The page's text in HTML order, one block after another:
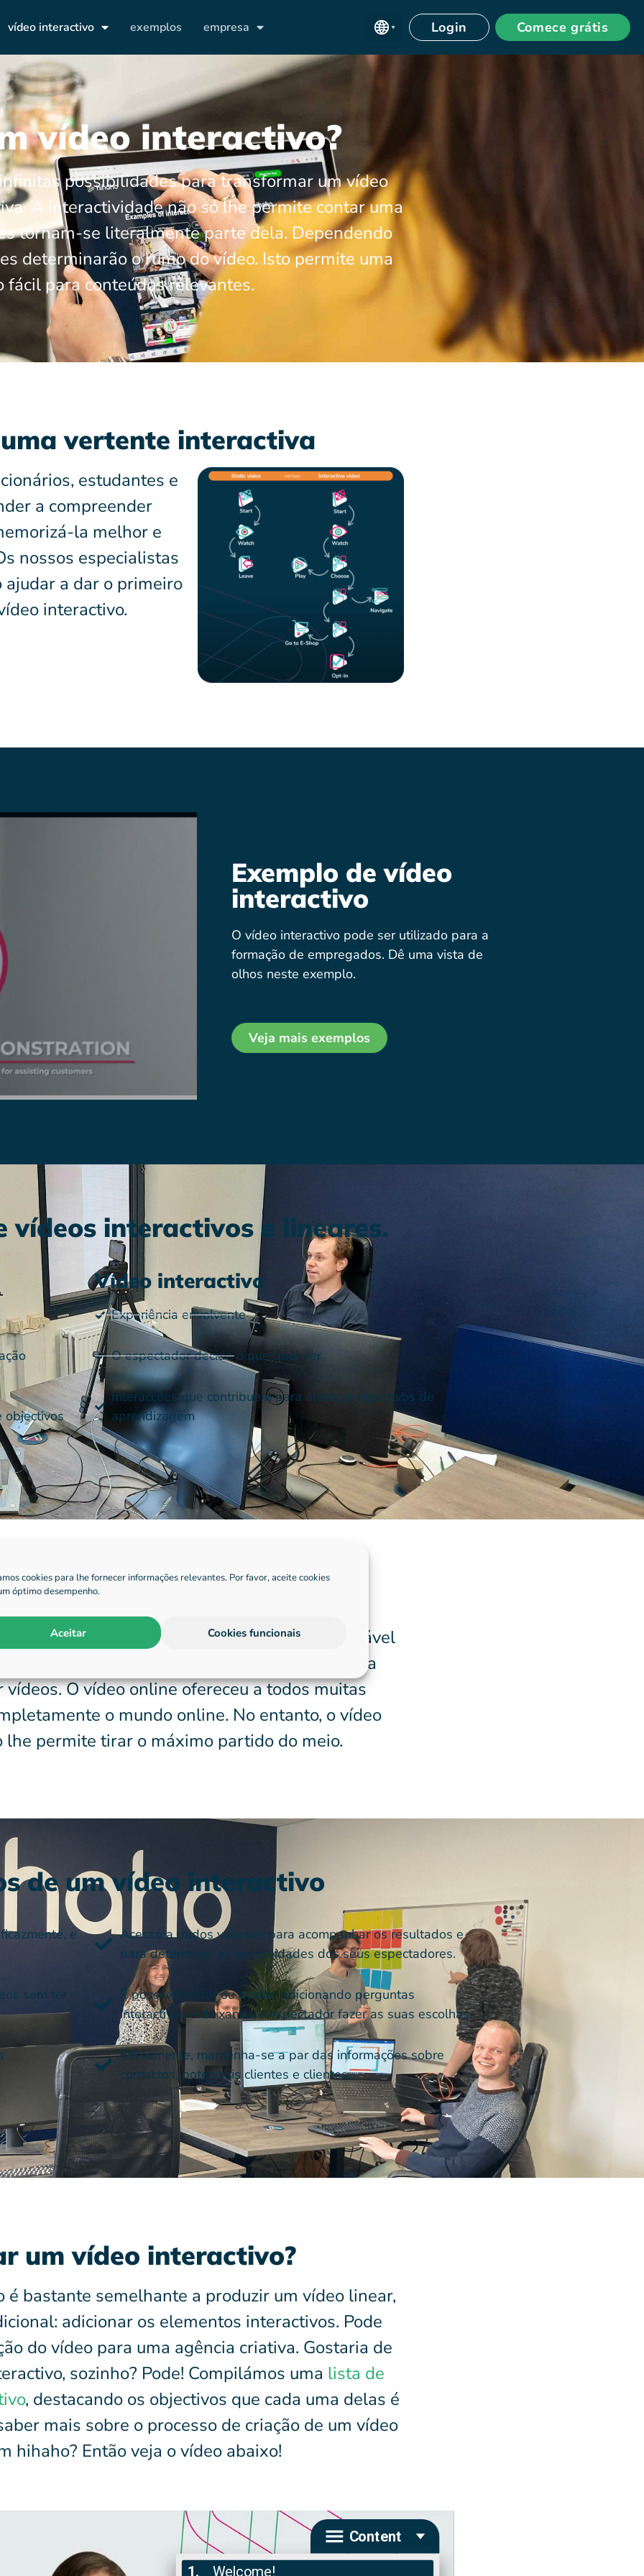
cookies para lhe fornecer informações relevantes. Por favor, aceite cookies
óptimo desempenho.
Aceitar Cookies funcionais
vídeo interactivo exemplos empresa Login Comece grátis
vídeo interactivo?
possibilidades para transformar um vídeo
A interactividade não só lhe permite contar uma
tornam-se literalmente parte dela. Dependendo
determinarão o rumo do vídeo. Isto permite uma
fácil para conteúdos relevantes.
vertente interactiva
estudantes e
a compreender
la melhor e
nossos especialistas
a dar o primeiro
interactivo.
Exemplo de vídeo
interactivo
O vídeo interactivo pode ser utilizado para a
formação de empregados. Dê uma vista de
olhos neste exemplo.
Veja mais exemplos
vídeos interactivos e lineares.
objectivos
Vídeo interactivo
Experiência envolvente
O espectador decide o que quer ver
Interacções que contribuem para alcançar objectivos de
aprendizagem
vídeos interactivos?
marketing ou educação online, é provável
porque mais de 80% do tráfego na
O vídeo online ofereceu a todos muitas
o mundo online. No entanto, o vídeo
lhe permite tirar o máximo partido do meio.
de um vídeo interactivo
e
sem ter
Acesso a dados valiosos para acompanhar os resultados e
para determinar as necessidades dos seus espectadores.
É possível testar ou avaliar adicionando perguntas
interactivas e deixando o espectador fazer as suas escolhas.
Eficazmente, mantenha-se a par das informações sobre
contactos, potenciais clientes e clientes.
um vídeo interactivo?
é bastante semelhante a produzir um vídeo linear,
adicionar os elementos interactivos. Pode
do vídeo para uma agência criativa. Gostaria de
sozinho? Pode! Compilámos uma lista de
, destacando os objectivos que cada uma delas é
mais sobre o processo de criação de um vídeo
hihaho? Então veja o vídeo abaixo!